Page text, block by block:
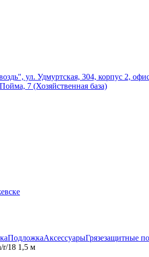
ул. Удмуртская, 304, корпус 2,
7 (Хозяйственная база)
ПодложкаАксессуарыГрязезащитные
r/18 1,5 м